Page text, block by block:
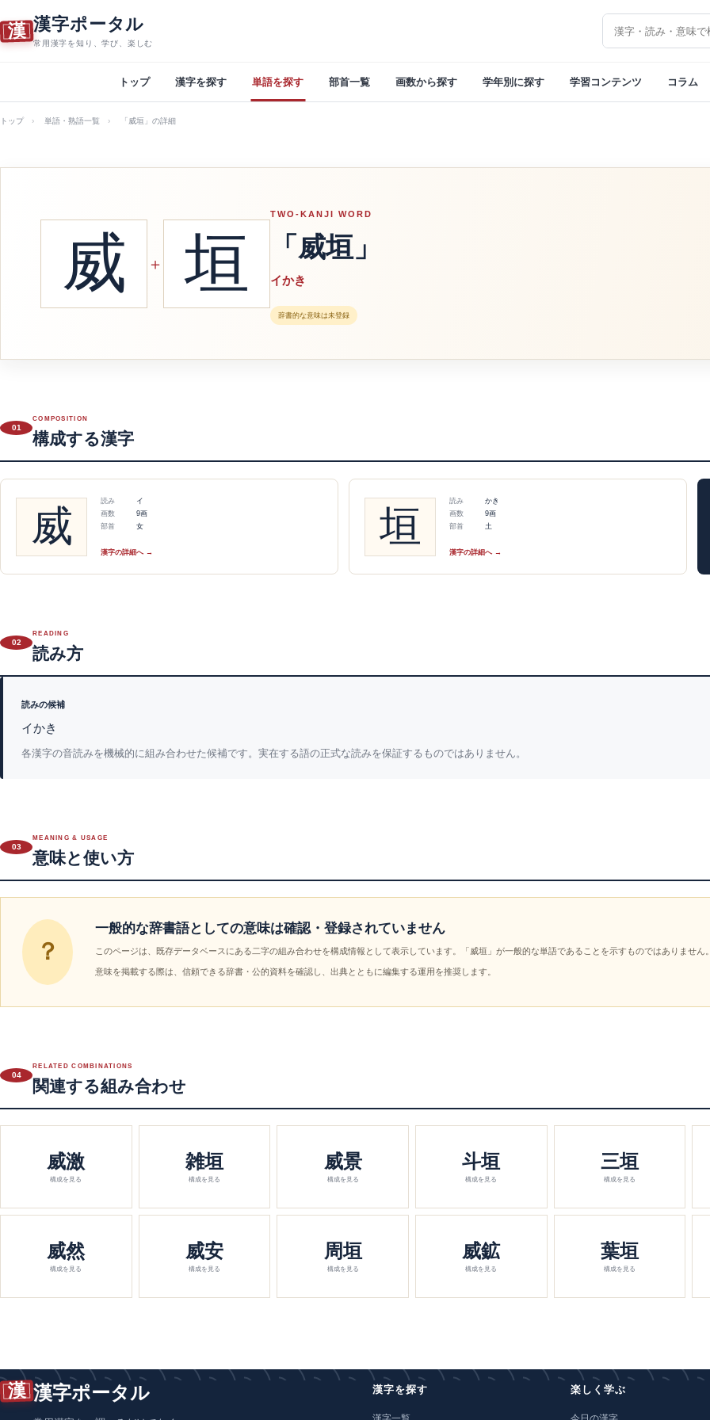
漢 漢字ポータル
常用漢字を知り、学び、楽しむ
漢字を検索
トップ 漢字を探す 単語を探す 部首一覧 画数から探す 学年別に探す 学習コンテンツ コラム
トップ 単語・熟語一覧 「威垣」の詳細
威 ＋ 垣
TWO-KANJI WORD
「威垣」
イかき
辞書的な意味は未登録
01
COMPOSITION
構成する漢字
威
読み
イ
画数
9画
部首
女
漢字の詳細へ →
垣
読み
かき
画数
9画
部首
土
漢字の詳細へ →
02
READING
読み方
読みの候補
イかき
各漢字の音読みを機械的に組み合わせた候補です。実在する語の正式な読みを保証するものではありません。
03
MEANING & USAGE
意味と使い方
？
一般的な辞書語としての意味は確認・登録されていません
このページは、既存データベースにある二字の組み合わせを構成情報として表示しています。「威垣」が一般的な単語であることを示すものではありません
意味を掲載する際は、信頼できる辞書・公的資料を確認し、出典とともに編集する運用を推奨します。
04
RELATED COMBINATIONS
関連する組み合わせ
威激
構成を見る
雑垣
構成を見る
威景
構成を見る
斗垣
構成を見る
三垣
構成を見る
威然
構成を見る
威安
構成を見る
周垣
構成を見る
威鉱
構成を見る
葉垣
構成を見る
漢 漢字ポータル 漢字を探す 楽しく学ぶ